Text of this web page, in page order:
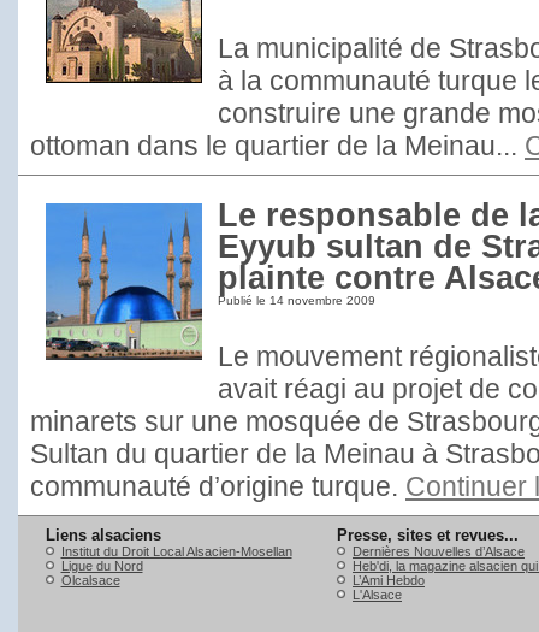
La municipalité de
à la communauté turque
construire une grande
ottoman dans le quartier de la Meinau...
Le responsable de
Eyyub sultan de
plainte contre
Publié le 14 novembre 2009
Le mouvement
avait réagi au projet de
minarets sur une mosquée de
Sultan du quartier de la Meinau à
communauté d’origine turque. Continuer
Liens alsaciens
Institut du Droit Local Alsacien-Mosellan
Ligue du Nord
Olcalsace
Presse, sites et revues...
Dernières Nouvelles d’Alsace
Heb'di, la magazine alsacien
L’Ami Hebdo
L'Alsace